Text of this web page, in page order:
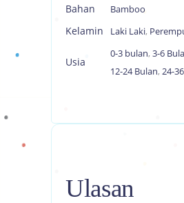
Bahan Bamboo
Kelamin Laki Laki,
Usia
0-3 bulan, 3-6
12-24 Bulan, 24-
Ulasan